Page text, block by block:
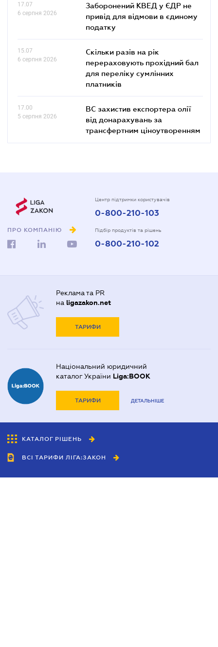
17.07
6 серпня 2026
Заборонений КВЕД у ЄДР не
привід для відмови в єдиному
податку
15.07
6 серпня 2026
Скільки разів на рік
перераховують прохідний бал
для переліку сумлінних
платників
17.00
5 серпня 2026
ВС захистив експортера олії
від донарахувань за
трансфертним ціноутворенням
ПРО КОМПАНІЮ
Центр підтримки користувачів
0-800-210-103
Підбір продуктів та рішень
0-800-210-102
Реклама та PR
на ligazakon.net
ТАРИФИ
Національний юридичний
каталог України Liga:BOOK
ТАРИФИ ДЕТАЛЬНІШЕ
КАТАЛОГ РІШЕНЬ
ВСІ ТАРИФИ ЛІГА:ЗАКОН